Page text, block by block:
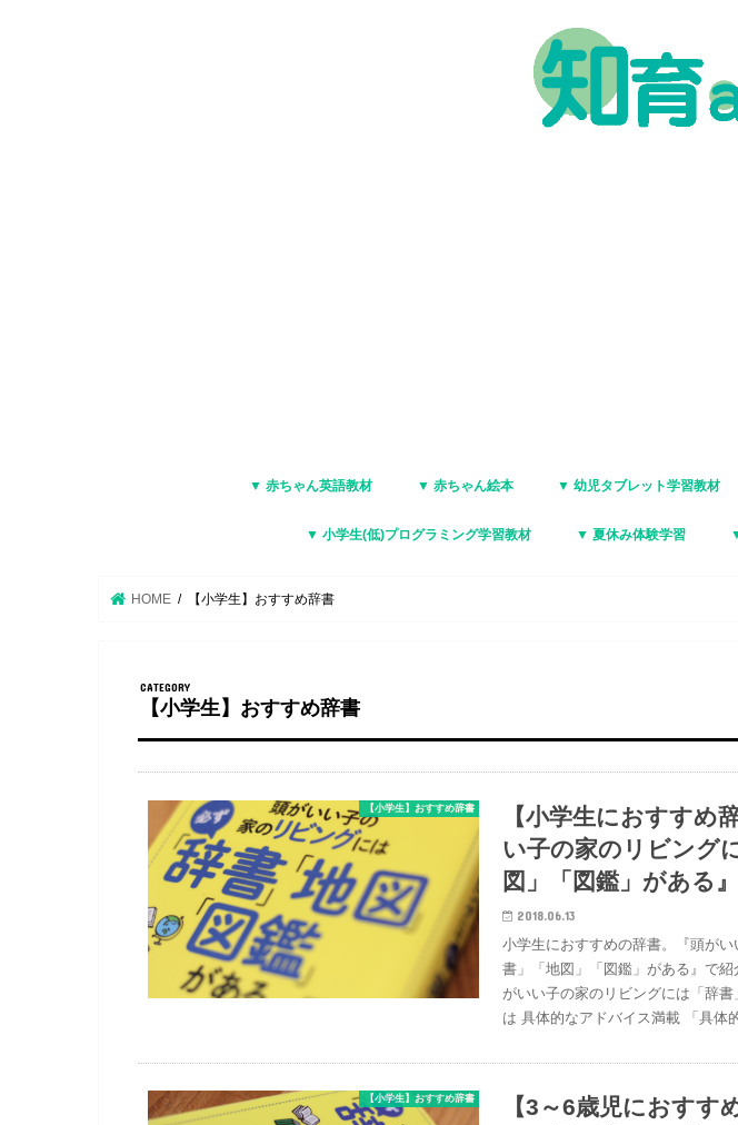
▼ 赤ちゃん英語教材 ▼ 赤ちゃん絵本 ▼ 幼児タブレット学習教材
▼ 小学生(低)プログラミング学習教材 ▼ 夏休み体験学習
HOME 【小学生】おすすめ辞書
【小学生】おすすめ辞書
【小学生】おすすめ辞書
【小学生におすすめ
い子の家のリビング
図」「図鑑」がある
2018.06.13
小学生におすすめの辞書。『頭が
書」「地図」「図鑑」がある』で
がいい子の家のリビングには「辞
は 具体的なアドバイス満載 「具体
【小学生】おすすめ辞書
【3～6歳児におすす